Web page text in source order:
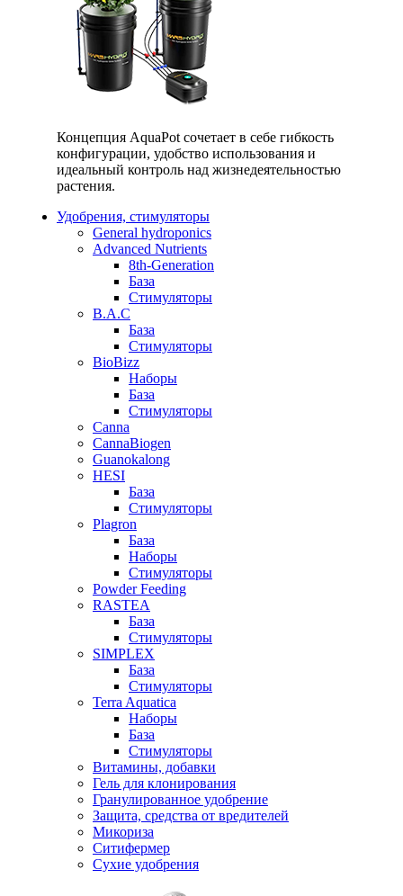
Концепция AquaPot сочетает в себе гибкость
конфигурации, удобство использования и
идеальный контроль над жизнедеятельностью
растения.
Удобрения, стимуляторы
General hydroponics
Advanced Nutrients
8th-Generation
База
Стимуляторы
B.A.C
База
Стимуляторы
BioBizz
Наборы
База
Стимуляторы
Canna
CannaBiogen
Guanokalong
HESI
База
Стимуляторы
Plagron
База
Наборы
Стимуляторы
Powder Feeding
RASTEA
База
Стимуляторы
SIMPLEX
База
Стимуляторы
Terra Aquatica
Наборы
База
Стимуляторы
Витамины, добавки
Гель для клонирования
Гранулированное удобрение
Защита, средства от вредителей
Микориза
Ситифермер
Сухие удобрения